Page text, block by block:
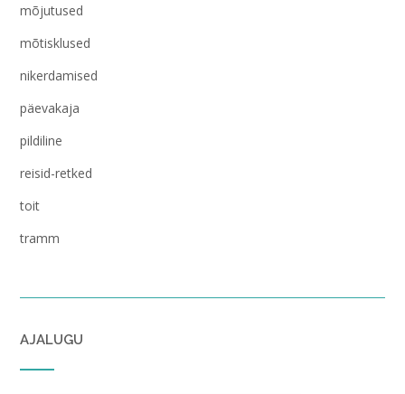
mõjutused
mõtisklused
nikerdamised
päevakaja
pildiline
reisid-retked
toit
tramm
AJALUGU